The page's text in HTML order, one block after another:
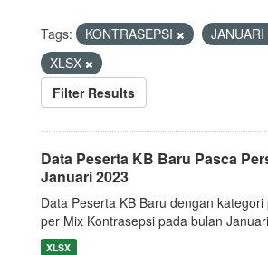
Tags: KONTRASEPSI JANUARI
XLSX
Filter Results
Data Peserta KB Baru Pasca
Januari 2023
Data Peserta KB Baru dengan
per Mix Kontrasepsi pada bulan
XLSX